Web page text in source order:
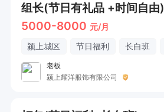
组长(节日有礼品 +时间自由)
5000-8000 元/月
颍上城区 节日福利 长白班
老板
颍上耀洋服饰有限公司